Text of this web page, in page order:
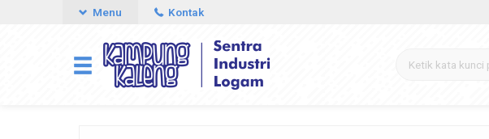
Menu Kontak